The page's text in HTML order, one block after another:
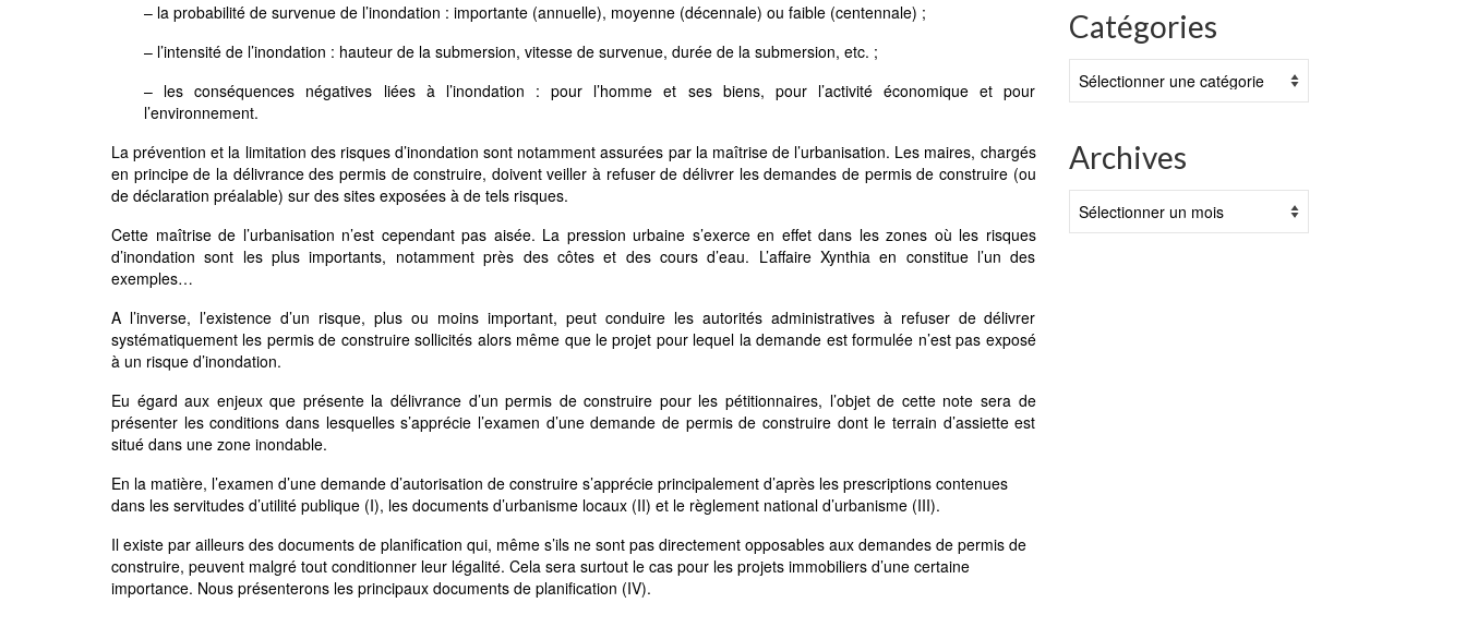
– la probabilité de survenue de l’inondation : importante (annuelle), moyenne (décennale) ou faible (centennale) ;
– l’intensité de l’inondation : hauteur de la submersion, vitesse de survenue, durée de la submersion, etc. ;
– les conséquences négatives liées à l’inondation : pour l’homme et ses biens, pour l’activité économique et pour
l’environnement.
La prévention et la limitation des risques d’inondation sont notamment assurées par la maîtrise de l’urbanisation. Les maires, chargés
en principe de la délivrance des permis de construire, doivent veiller à refuser de délivrer les demandes de permis de construire (ou
de déclaration préalable) sur des sites exposées à de tels risques.
Cette maîtrise de l’urbanisation n’est cependant pas aisée. La pression urbaine s’exerce en effet dans les zones où les risques
d’inondation sont les plus importants, notamment près des côtes et des cours d’eau. L’affaire Xynthia en constitue l’un des
exemples…
A l’inverse, l’existence d’un risque, plus ou moins important, peut conduire les autorités administratives à refuser de délivrer
systématiquement les permis de construire sollicités alors même que le projet pour lequel la demande est formulée n’est pas exposé
à un risque d’inondation.
Eu égard aux enjeux que présente la délivrance d’un permis de construire pour les pétitionnaires, l’objet de cette note sera de
présenter les conditions dans lesquelles s’apprécie l’examen d’une demande de permis de construire dont le terrain d’assiette est
situé dans une zone inondable.
En la matière, l’examen d’une demande d’autorisation de construire s’apprécie principalement d’après les prescriptions contenues
dans les servitudes d’utilité publique (I), les documents d’urbanisme locaux (II) et le règlement national d’urbanisme (III).
Il existe par ailleurs des documents de planification qui, même s’ils ne sont pas directement opposables aux demandes de permis de
construire, peuvent malgré tout conditionner leur légalité. Cela sera surtout le cas pour les projets immobiliers d’une certaine
importance. Nous présenterons les principaux documents de planification (IV).
Catégories
Archives